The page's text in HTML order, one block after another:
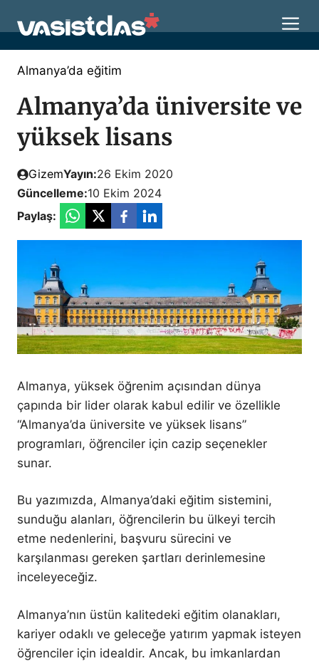
atla
Almanya’da eğitim
Almanya’da üniversite ve
yüksek lisans
GizemYayın:26 Ekim 2020
Güncelleme:10 Ekim 2024
Paylaş:
Almanya, yüksek öğrenim açısından dünya
çapında bir lider olarak kabul edilir ve özellikle
“Almanya’da üniversite ve yüksek lisans”
programları, öğrenciler için cazip seçenekler
sunar.
Bu yazımızda, Almanya’daki eğitim sistemini,
sunduğu alanları, öğrencilerin bu ülkeyi tercih
etme nedenlerini, başvuru sürecini ve
karşılanması gereken şartları derinlemesine
inceleyeceğiz.
Almanya’nın üstün kalitedeki eğitim olanakları,
kariyer odaklı ve geleceğe yatırım yapmak isteyen
öğrenciler için idealdir. Ancak, bu imkanlardan